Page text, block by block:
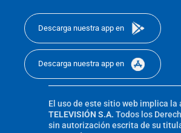
Descarga nuestra app en
Descarga nuestra app en
El uso de este sitio web implica la
TELEVISIÓN S.A. Todos los
sin autorización escrita de su